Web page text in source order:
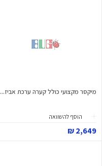
מיקסר מקצועי כולל קערה ערכת אביז...
הוסף להשוואה
2,649 ₪